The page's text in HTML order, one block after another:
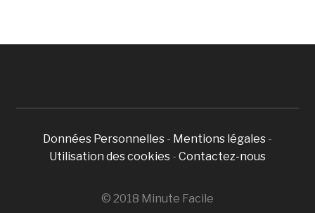
Données Personnelles - Mentions légales -
Utilisation des cookies - Contactez-nous
© 2018 Minute Facile